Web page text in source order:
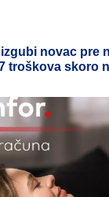
novac pre
troškova skoro